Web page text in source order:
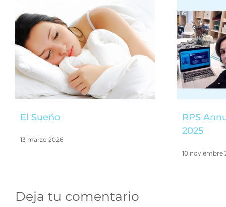
El Sueño
13 marzo 2026
RPS
2025
10 noviembre
Deja tu comentario